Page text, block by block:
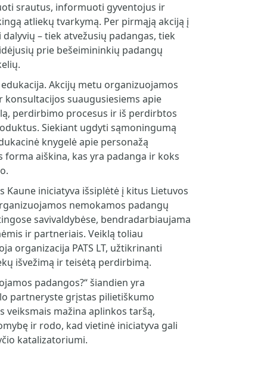
srautus, informuoti gyventojus ir
atliekų tvarkymą. Per pirmąją akciją į
– tiek atvežusių padangas, tiek
prie bešeimininkių padangų
Akcijų metu organizuojamos
suaugusiesiems apie
perdirbimo procesus ir iš perdirbtos
Siekiant ugdyti sąmoningumą
knygelė apie personažą
forma aiškina, kas yra padanga ir koks
Kaune iniciatyva išsiplėtė į kitus Lietuvos
nemokamos padangų
savivaldybėse, bendradarbiaujama
ir partneriais. Veiklą toliau
organizacija PATS LT, užtikrinanti
išvežimą ir teisėtą perdirbimą.
padangos?“ šiandien yra
partneryste grįstas pilietiškumo
veiksmais mažina aplinkos taršą,
ir rodo, kad vietinė iniciatyva gali
katalizatoriumi.